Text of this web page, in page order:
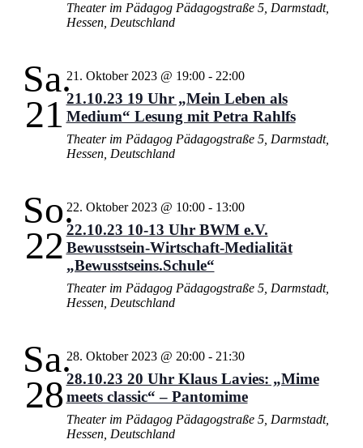
Theater im Pädagog Pädagogstraße 5, Darmstadt,
Hessen, Deutschland
Sa.
21
21. Oktober 2023 @ 19:00- 22:00
21.10.23 19 Uhr „Mein Leben als
Medium“ Lesung mit Petra Rahlfs
Theater im Pädagog Pädagogstraße 5, Darmstadt,
Hessen, Deutschland
So.
22
22. Oktober 2023 @ 10:00- 13:00
22.10.23 10-13 Uhr BWM e.V.
Bewusstsein-Wirtschaft-Medialität
„Bewusstseins.Schule“
Theater im Pädagog Pädagogstraße 5, Darmstadt,
Hessen, Deutschland
Sa.
28
28. Oktober 2023 @ 20:00- 21:30
28.10.23 20 Uhr Klaus Lavies: „Mime
meets classic“ – Pantomime
Theater im Pädagog Pädagogstraße 5, Darmstadt,
Hessen, Deutschland